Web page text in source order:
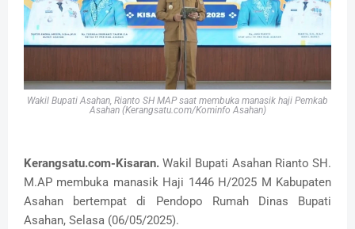
Wakil Bupati Asahan, Rianto SH MAP saat membuka manasik haji Pemkab
Asahan (Kerangsatu.com/Kominfo Asahan)
Kerangsatu.com-Kisaran.Wakil Bupati Asahan Rianto SH.
M.AP membuka manasik Haji 1446 H/2025 M Kabupaten
Asahan bertempat di Pendopo Rumah Dinas Bupati
Asahan, Selasa (06/05/2025).